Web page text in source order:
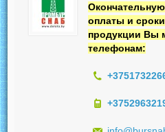
оплаты и
продукции Вы
телефонам: